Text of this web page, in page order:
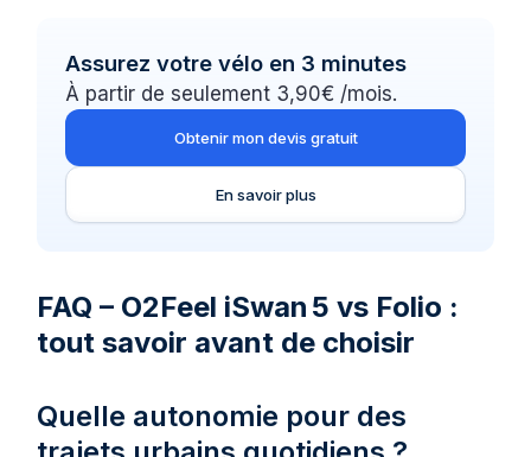
Assurez votre vélo en 3 minutes
À partir de seulement 3,90€ /mois.
Obtenir mon devis gratuit
En savoir plus
FAQ – O2Feel iSwan 5 vs Folio :
tout savoir avant de choisir
Quelle autonomie pour des